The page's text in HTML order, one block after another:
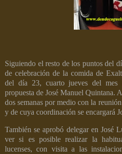
Siguiendo el resto de los puntos del
de celebración de la comida de
del día 23, cuarto jueves del
propuesta de José Manuel Quintana.
dos semanas por medio con la
y de cuya coordinación se encargará
También se aprobó delegar en José
ver si es posible realizar la
lucenses, con visita a las